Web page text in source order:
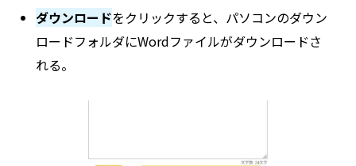
ダウンロードをクリックすると、パソコンのダウン
ロードフォルダにWordファイルがダウンロードさ
れる。